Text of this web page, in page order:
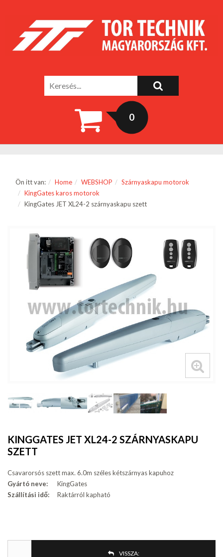
0
Ön itt van: Home WEBSHOP
Szárnyaskapu motorok
KingGates karos motorok
KingGates JET XL24-2 szárnyaskapu szett
KINGGATES JET XL24-2 SZÁRNYASKAPU
SZETT
Csavarorsós szett max. 6.0m széles kétszárnyas kapuhoz
Gyártó neve:
KingGates
Szállítási idő:
Raktárról kapható
VISSZA: